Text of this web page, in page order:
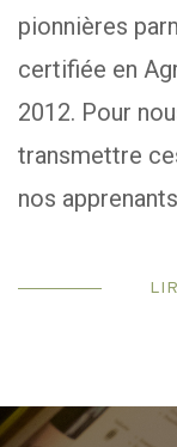
pionnières
certifiée en
2012. Pour
transmettre
nos